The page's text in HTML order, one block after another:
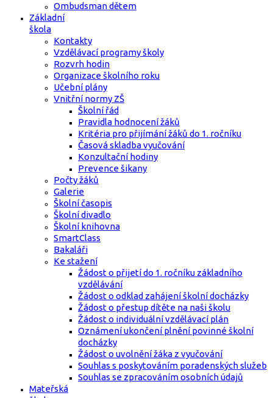
Ombudsman dětem
Základní
škola
Kontakty
Vzdělávací programy školy
Rozvrh hodin
Organizace školního roku
Učební plány
Vnitřní normy ZŠ
Školní řád
Pravidla hodnocení žáků
Kritéria pro přijímání žáků do 1. ročníku
Časová skladba vyučování
Konzultační hodiny
Prevence šikany
Počty žáků
Galerie
Školní časopis
Školní divadlo
Školní knihovna
SmartClass
Bakaláři
Ke stažení
Žádost o přijetí do 1. ročníku základního
vzdělávání
Žádost o odklad zahájení školní docházky
Žádost o přestup dítěte na naši školu
Žádost o individuální vzdělávací plán
Oznámení ukončení plnění povinné školní
docházky
Žádost o uvolnění žáka z vyučování
Souhlas s poskytováním poradenských služeb
Souhlas se zpracováním osobních údajů
Mateřská